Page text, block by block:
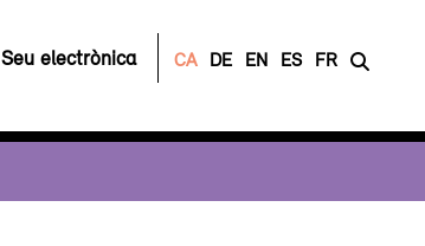
Seu electrònica CA DE EN ES FR